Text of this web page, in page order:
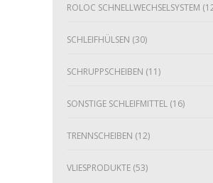
ROLOC SCHNELLWECHSELSYSTEM
SCHLEIFHÜLSEN (30)
SCHRUPPSCHEIBEN (11)
SONSTIGE SCHLEIFMITTEL (16)
TRENNSCHEIBEN (12)
VLIESPRODUKTE (53)